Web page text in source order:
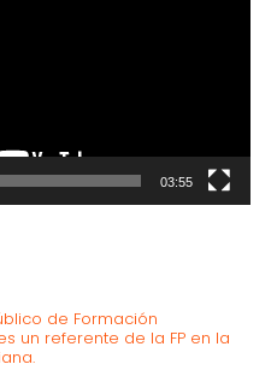
03:55
de Formación
un referente de la FP en la